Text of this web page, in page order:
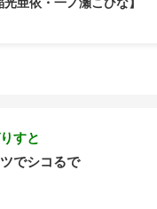
亜依・一ノ瀬こひな】
すと
でシコるで